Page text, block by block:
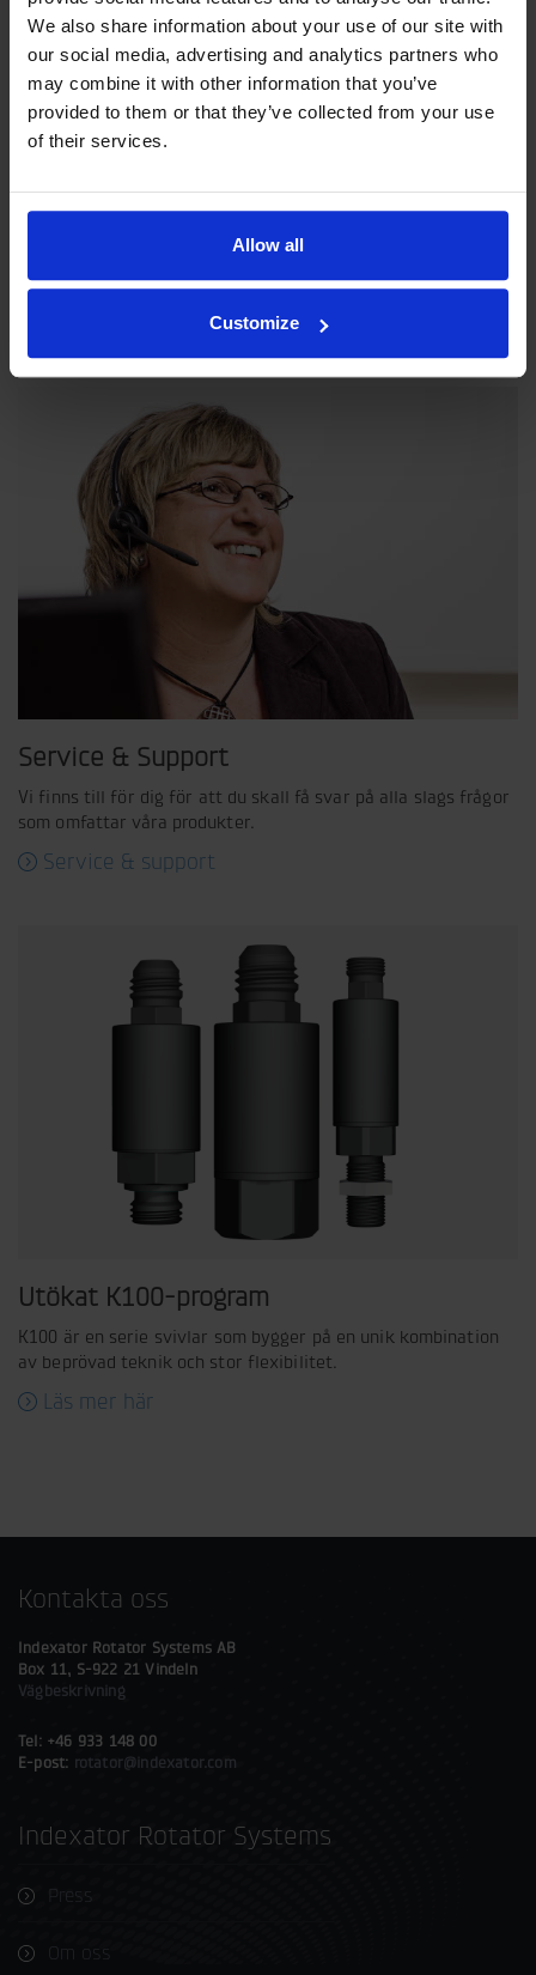
We also share information about your use of our site with
our social media, advertising and analytics partners who
may combine it with other information that you’ve
provided to them or that they’ve collected from your use
of their services.
Allow all
Customize
Indexators strategiska kompass
Indexator Rotator Systems AB har en företagsfilosofi som är
en gemensam bild av hur vår verksamhet ska bedrivas.
Läs vår strategiska kompass här
Service & Support
Vi finns till för dig för att du skall få svar på alla slags frågor
som omfattar våra produkter.
Service & support
Utökat K100-program
K100 är en serie svivlar som bygger på en unik kombination
av beprövad teknik och stor flexibilitet.
Läs mer här
Kontakta oss
Indexator Rotator Systems AB
Box 11, S-922 21 Vindeln
Vägbeskrivning
Tel: +46 933 148 00
E-post: rotator@indexator.com
Indexator Rotator Systems
Press
Om oss